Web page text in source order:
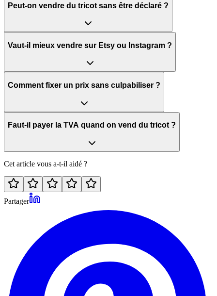
Peut-on vendre du tricot sans être déclaré ?
Vaut-il mieux vendre sur Etsy ou Instagram ?
Comment fixer un prix sans culpabiliser ?
Faut-il payer la TVA quand on vend du tricot ?
Cet article vous a-t-il aidé ?
Partager